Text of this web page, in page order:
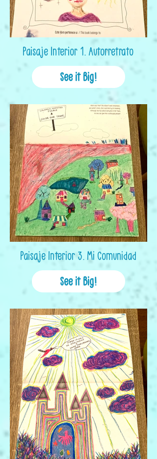
Paisaje Interior 1. Autorretrato
See it Big!
Paisaje Interior 3. Mi Comunidad
See it Big!